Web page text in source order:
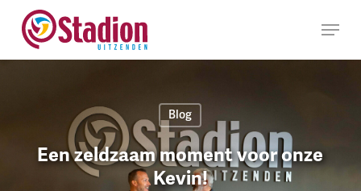
naar
hoofdinhoud
Menu
Blog
Een zeldzaam moment voor onze
Kevin!